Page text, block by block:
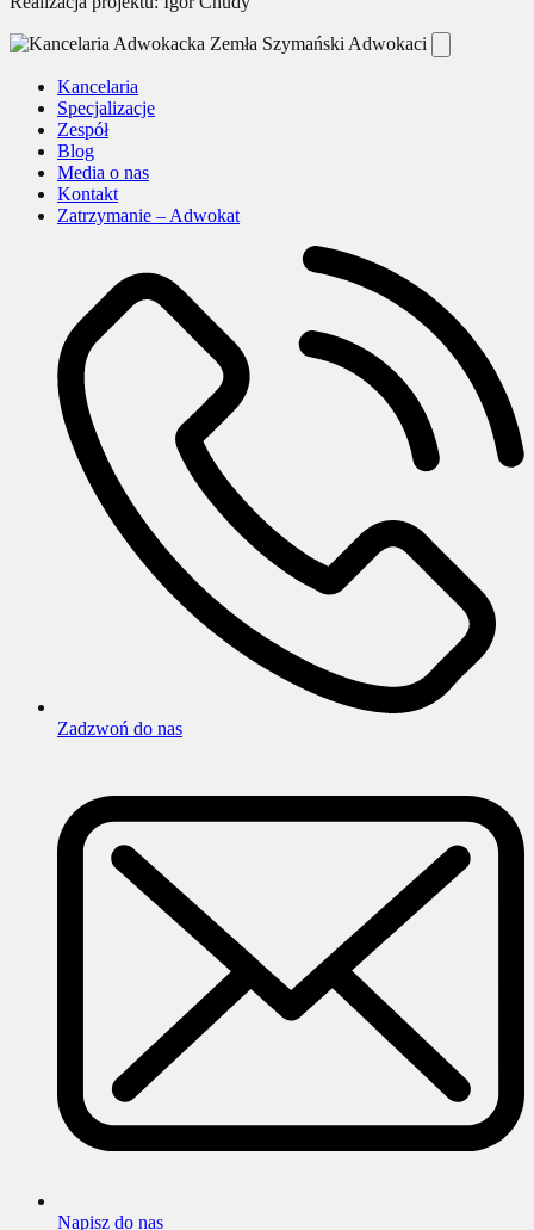
Kancelaria
Specjalizacje
Zespół
Blog
Media o nas
Kontakt
Zatrzymanie – Adwokat
Zadzwoń do nas
Napisz do nas